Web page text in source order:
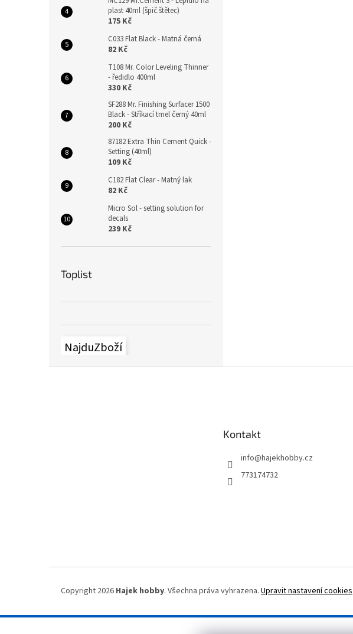
plast 40ml (špič.štětec)
175 Kč
C033 Flat Black - Matná černá
82 Kč
T108 Mr. Color Leveling Thinner
- ředidlo 400ml
330 Kč
SF288 Mr. Finishing Surfacer 1500
Black - Stříkací tmel černý 40ml
200 Kč
87182 Extra Thin Cement Quick -
Setting (40ml)
109 Kč
C182 Flat Clear - Matný lak
82 Kč
Micro Sol - setting solution for
decals
239 Kč
Toplist
NajduZboží
Kontakt
info@hajekhobby.cz
773174732
Copyright 2026 Hajek hobby. Všechna práva vyhrazena. Upravit nastavení cookies